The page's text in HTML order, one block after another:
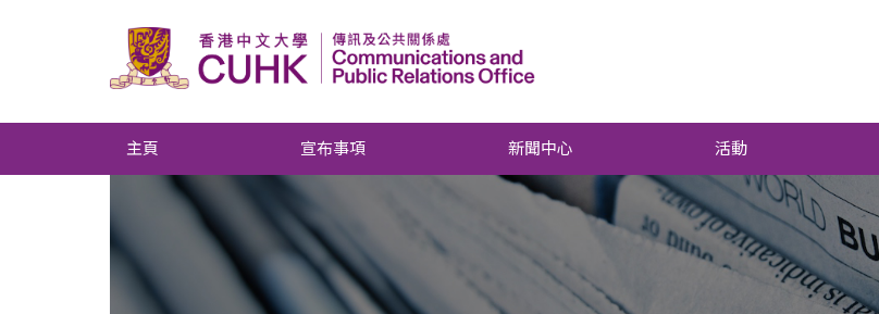
主頁 宣布事項 新聞中心 活動